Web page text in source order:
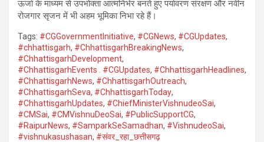
ऊर्जा के माध्यम से उपभोक्ता आत्मनिर्भर बनते हुए पर्यावरण संरक्षण और नवीन
रोजगार सृजन में भी अहम भूमिका निभा रहे हैं।
Tags: #CGGovernmentInitiative, #CGNews, #CGUpdates,
#chhattisgarh, #ChhattisgarhBreakingNews,
#ChhattisgarhDevelopment,
#ChhattisgarhEvents . #CGUpdates, #ChhattisgarhHeadlines,
#ChhattisgarhNews, #ChhattisgarhOutreach,
#ChhattisgarhSeva, #ChhattisgarhToday,
#ChhattisgarhUpdates, #ChiefMinisterVishnudeoSai,
#CMSai, #CMVishnuDeoSai, #PublicSupportCG,
#RaipurNews, #SamparkSeSamadhan, #VishnudeoSai,
#vishnukasushasan, #संवर_रहा_छत्तीसगढ़